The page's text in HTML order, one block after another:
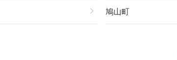
chevron_right 鳩山町